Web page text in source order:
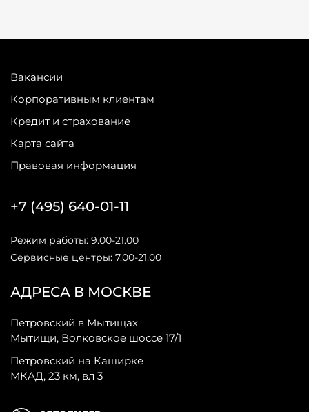
Вакансии
Корпоративным клиентам
Кредит и страхование
Карта сайта
Правовая информация
АДРЕСА В МОСКВЕ
Петровский в Мытищах
Мытищи, Волковское шоссе 17/1
Петровский на Каширке
МКАД, 23 км, вл 3
+7 (495) 640-01-11
Режим работы: 9.00-21.00
Сервисные центры: 7.00-21.00